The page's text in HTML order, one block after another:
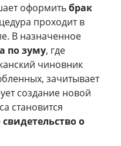
оформитьбрак
проходит в
В назначенное
по зуму, где
чиновник
зачитывает
создание новой
становится
свидетельство о